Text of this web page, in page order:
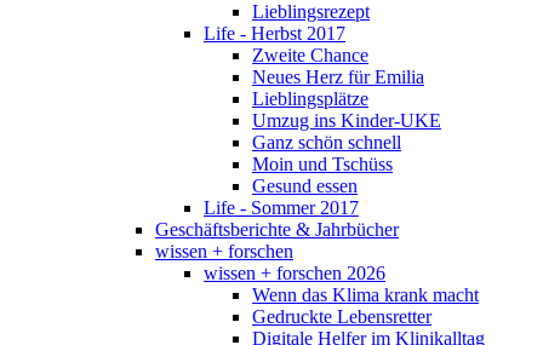
Lieblingsrezept
Life - Herbst 2017
Zweite Chance
Neues Herz für Emilia
Lieblingsplätze
Umzug ins Kinder-UKE
Ganz schön schnell
Moin und Tschüss
Gesund essen
Life - Sommer 2017
Geschäftsberichte & Jahrbücher
wissen + forschen
wissen + forschen 2026
Wenn das Klima krank macht
Gedruckte Lebensretter
Digitale Helfer im Klinikalltag